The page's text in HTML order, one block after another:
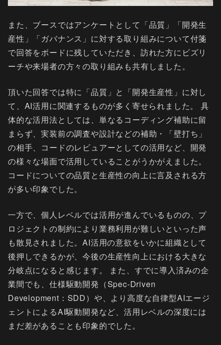
また、ブースではアンケートとして「品質」「開発生
産性」「ガバナンス」に対する取り組みについて付箋
で回答をボードに残していただき、訪れた方にビズリ
ーチや来場者の方々の取り組みも共有しました。
頂いた回答では特に「品質」と「開発生産性」に対し
て、AI活用に関連するものが多く寄せられました。 具
体的な活用法としては、単なるコーディング補助に留
まらず、実装前の調査や設計などの補助・「壁打ち」
の相手、コードのレビュアーとしての活用など、開発
の様々な場面で活用していることがうかがえました。
コードについての品質と生産性の向上に言及される方
が多い印象でした。
一方で、個人レベルでは活用が進んでいるものの、プ
ロジェクトの制約により業務利用が難しいといった声
も散見されました。AI活用の意欲をいかに組織として
後押しできるかが、今後の生産性向上における大きな
分岐点になると感じます。 また、すでに導入済みの企
業間でも、仕様駆動開発（Spec-Driven
Development：SDD）や、より高度な自律型AIエージ
ェントによるAI駆動開発など、活用レベルの深度には
まだ差があることも印象的でした。